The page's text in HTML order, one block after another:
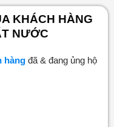
KHÁCH HÀNG
NƯỚC
hàng đã & đang ủng hộ